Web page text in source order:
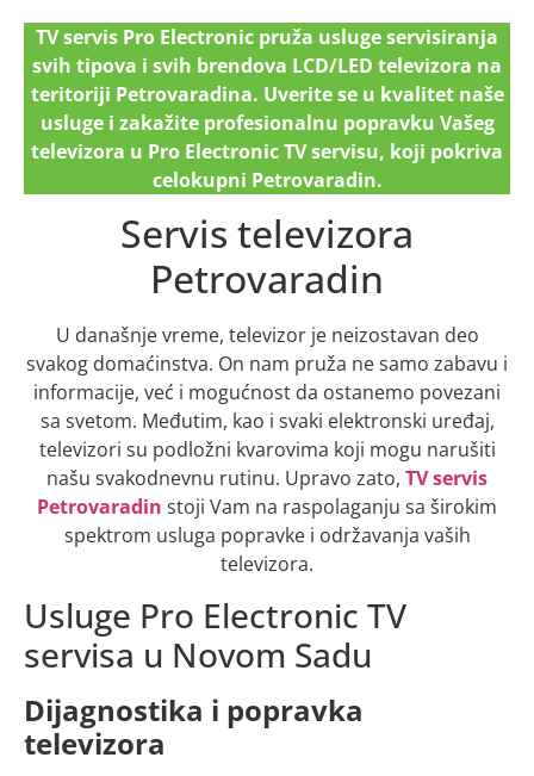
TV servis Pro Electronic pruža usluge servisiranja
svih tipova i svih brendova LCD/LED televizora na
teritoriji Petrovaradina. Uverite se u kvalitet naše
usluge i zakažite profesionalnu popravku Vašeg
televizora u Pro Electronic TV servisu, koji pokriva
celokupni Petrovaradin.
Servis televizora
Petrovaradin
U današnje vreme, televizor je neizostavan deo
svakog domaćinstva. On nam pruža ne samo zabavu i
informacije, već i mogućnost da ostanemo povezani
sa svetom. Međutim, kao i svaki elektronski uređaj,
televizori su podložni kvarovima koji mogu narušiti
našu svakodnevnu rutinu. Upravo zato, TV servis
Petrovaradin stoji Vam na raspolaganju sa širokim
spektrom usluga popravke i održavanja vaših
televizora.
Usluge Pro Electronic TV
servisa u Novom Sadu
Dijagnostika i popravka
televizora